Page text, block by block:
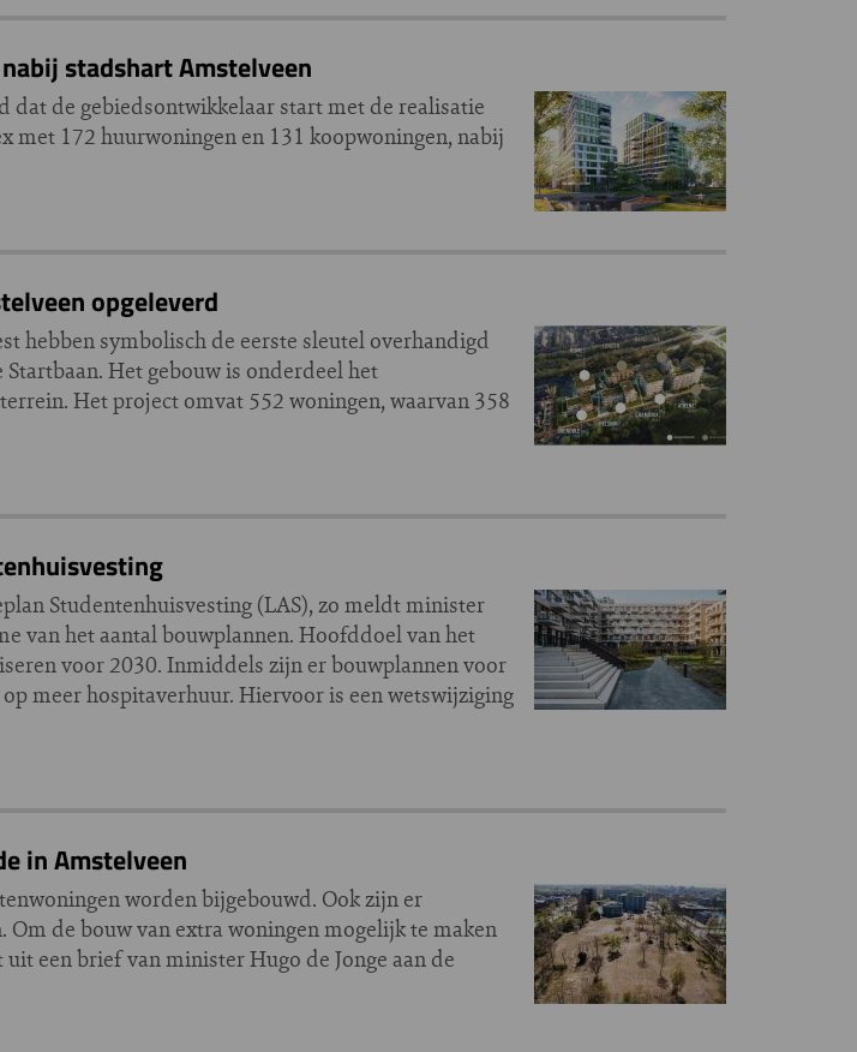
stadshart Amstelveen
dat de gebiedsontwikkelaar start met de realisatie
met 172 huurwoningen en 131 koopwoningen, nabij
opgeleverd
hebben symbolisch de eerste sleutel overhandigd
Het gebouw is onderdeel het
Het project omvat 552 woningen, waarvan 358
Studentenhuisvesting (LAS), zo meldt minister
van het aantal bouwplannen. Hoofddoel van het
voor 2030. Inmiddels zijn er bouwplannen voor
meer hospitaverhuur. Hiervoor is een wetswijziging
in Amstelveen
worden bijgebouwd. Ook zijn er
de bouw van extra woningen mogelijk te maken
een brief van minister Hugo de Jonge aan de